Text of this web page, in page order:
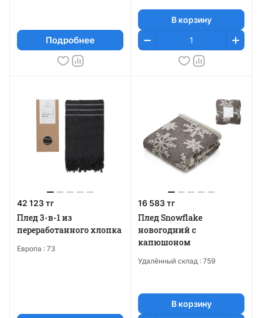
Подробнее
В корзину
42 123 тг
Плед 3-в-1 из
переработанного хлопка
Европа : 73
16 583 тг
Плед Snowflake
новогодний с
капюшоном
Удалённый склад : 759
В корзину